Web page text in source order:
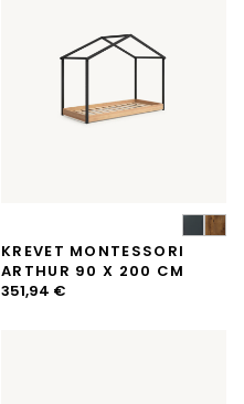
KREVET MONTESSORI
ARTHUR 90 X 200 CM
351,94 €